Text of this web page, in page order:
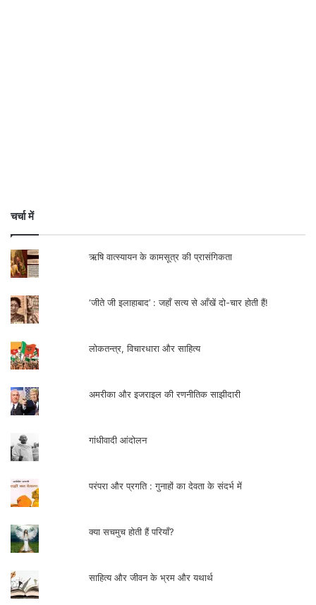
चर्चा में
ऋषि वात्स्यायन के कामसूत्र की प्रासंगिकता
‘जीते जी इलाहाबाद’ : जहाँ सत्य से आँखें दो-चार होती हैं!
लोकतन्त्र, विचारधारा और साहित्य
अमरीका और इजराइल की रणनीतिक साझीदारी
गांधीवादी आंदोलन
परंपरा और प्रगति : गुनाहों का देवता के संदर्भ में
क्या सचमुच होती हैं परियाँ?
साहित्य और जीवन के भ्रम और यथार्थ